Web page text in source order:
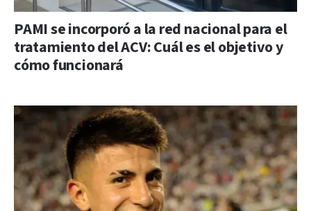
PAMI se incorporó a la red nacional para el
tratamiento del ACV: Cuál es el objetivo y
cómo funcionará